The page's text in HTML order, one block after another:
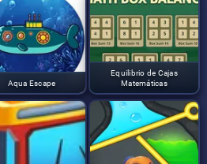
Aqua Escape
Equilibrio de Cajas
Matemáticas